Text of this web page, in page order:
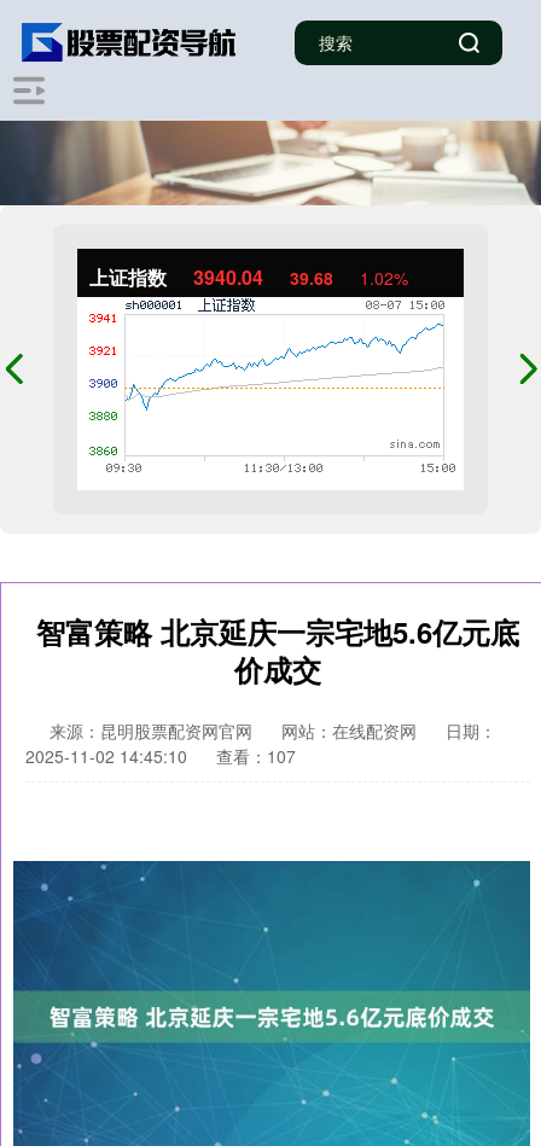
上证指数 3940.04 39.68 1.02%
智富策略 北京延庆一宗宅地5.6亿元底
价成交
来源：昆明股票配资网官网 网站：在线配资网
日期：
2025-11-02 14:45:10
查看：107